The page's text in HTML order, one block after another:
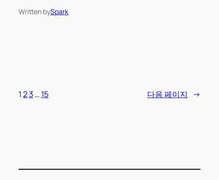
Written bySpark
123 … 15 다음 페이지 →